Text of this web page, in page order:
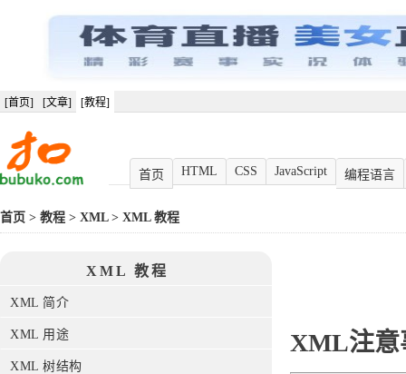
[首页] [文章] [教程]
首页 HTML CSS JavaScript 编程语言
首页 > 教程 > XML> XML 教程
XML 教程
XML 简介
XML 用途
XML 树结构
XML注意